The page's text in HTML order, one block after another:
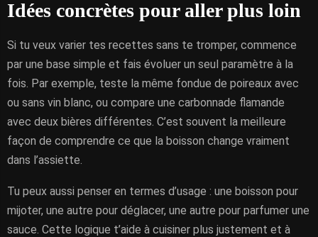
Idées concrètes pour aller plus loin
Si tu veux varier tes recettes sans te tromper, commence
par une base simple et fais évoluer un seul paramètre à la
fois. Par exemple, teste la même fondue de poireaux avec
ou sans vin blanc, ou compare une carbonnade flamande
avec deux bières différentes. C’est souvent la meilleure
façon de comprendre ce que la boisson change vraiment
dans l’assiette.
Tu peux aussi penser en termes d’usage : une boisson pour
mijoter, une autre pour déglacer, une autre pour parfumer une
sauce. Cette logique t’aide à cuisiner plus justement et à